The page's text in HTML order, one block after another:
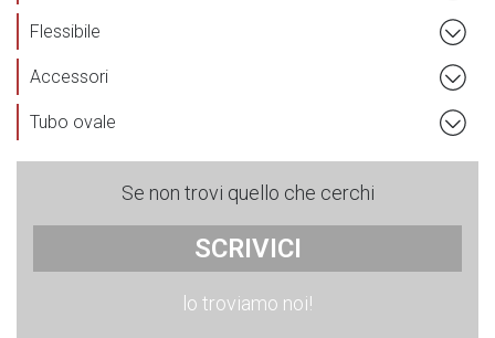
Flessibile
Accessori
Tubo ovale
Se non trovi quello che cerchi
SCRIVICI
lo troviamo noi!